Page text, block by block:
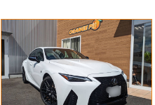
よろしくお願いします
#x1f647;#x200d;#x2640;#xfe0f;